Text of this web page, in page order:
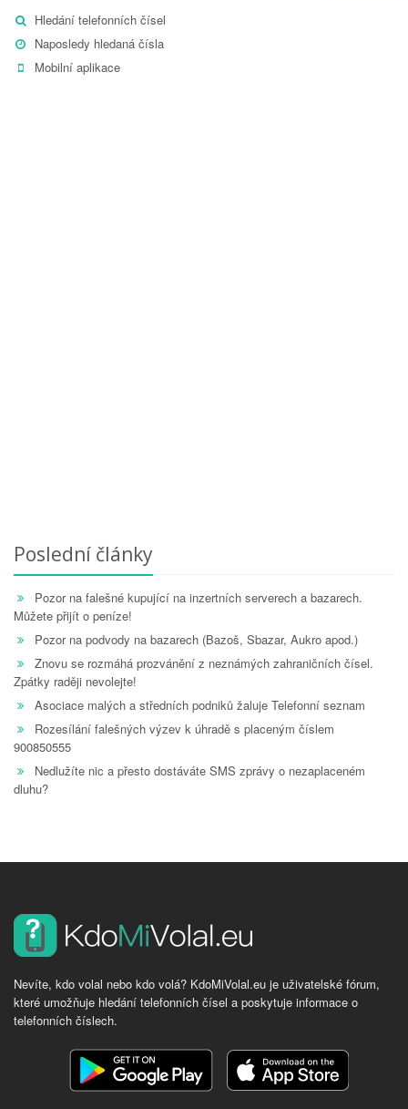
Hledání telefonních čísel
Naposledy hledaná čísla
Mobilní aplikace
Poslední články
Pozor na falešné kupující na inzertních serverech a bazarech.
Můžete přijít o peníze!
Pozor na podvody na bazarech (Bazoš, Sbazar, Aukro apod.)
Znovu se rozmáhá prozvánění z neznámých zahraničních čísel.
Zpátky raději nevolejte!
Asociace malých a středních podniků žaluje Telefonní seznam
Rozesílání falešných výzev k úhradě s placeným číslem
900850555
Nedlužíte nic a přesto dostáváte SMS zprávy o nezaplaceném
dluhu?
Nevíte, kdo volal nebo kdo volá? KdoMiVolal.eu je uživatelské fórum,
které umožňuje hledání telefonních čísel a poskytuje informace o
telefonních číslech.